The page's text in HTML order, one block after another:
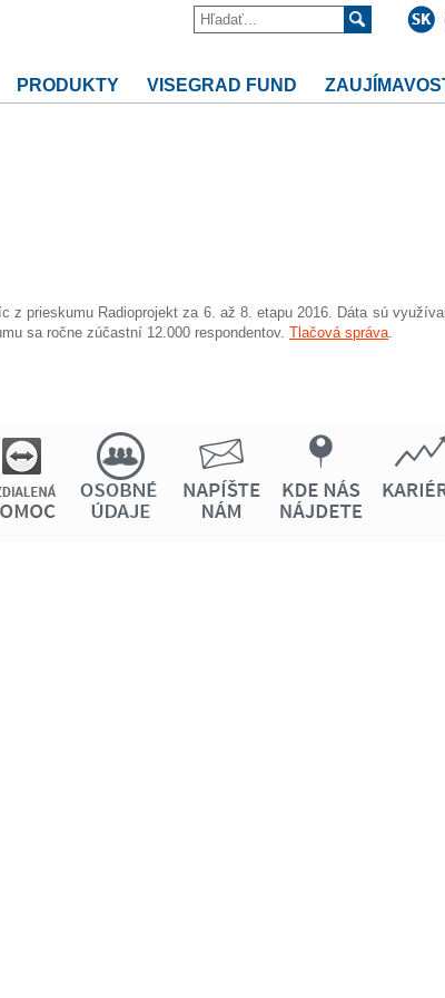
PRODUKTY VISEGRAD FUND
prieskumu Radioprojekt za 6. až 8. etapu 2016. Dáta sú
sa ročne zúčastní 12.000 respondentov. Tlačová správa.